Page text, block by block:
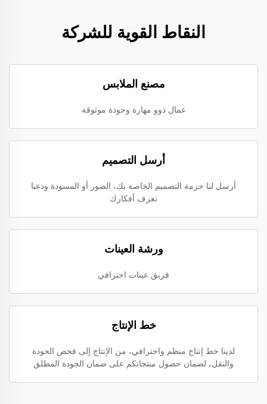
النقاط القوية للشركة
مصنع الملابس
عمال ذوو مهارة وجودة موثوقة
أرسل التصميم
أرسل لنا حزمة التصميم الخاصة بك، الصور أو المسودة ودعنا
نعرف أفكارك
ورشة العينات
فريق عينات احترافي
خط الإنتاج
لدينا خط إنتاج منظم واحترافي، من الإنتاج إلى فحص الجودة
والنقل، لضمان حصول منتجاتكم على ضمان الجودة المطلق